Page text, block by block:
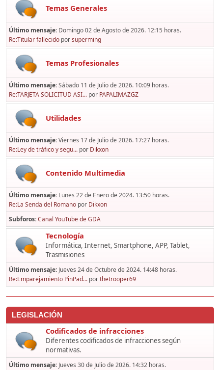
Temas Generales
Último mensaje: Domingo 02 de Agosto de 2026. 12:15 horas.
Re:Titular fallecido porsuperming
Temas Profesionales
Último mensaje:Sábado 11 de Julio de 2026. 10:09 horas.
Re:TARJETA SOLICITUD ASI... por PAPALIMAZGZ
Utilidades
Último mensaje:Viernes 17 de Julio de 2026. 17:27 horas.
Re:Ley de tráfico y segu... por Dikxon
Contenido Multimedia
Último mensaje: Lunes 22 de Enero de 2024. 13:50 horas.
Re:La Senda del Romano por Dikxon
Subforos Canal YouTube de GDA
Tecnología
Informática, Internet, Smartphone, APP, Tablet,
Trasmisiones
Último mensaje: Jueves 24 de Octubre de 2024. 14:48 horas.
Re:Emparejamiento PinPad... porthetrooper69
LEGISLACIÓN
Codificados de infracciones
Diferentes codificados de infracciones según
normativas.
Último mensaje: Jueves 30 de Julio de 2026. 14:32 horas.